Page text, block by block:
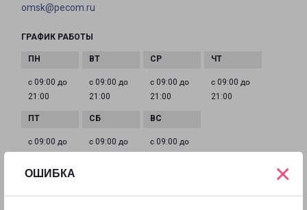
ОШИБКА ×
omsk@pecom.ru
ГРАФИК РАБОТЫ
с 09:00 до
21:00
с 09:00 до
21:00
с 09:00 до
21:00
с 09:00 до
21:00
с 09:00 до
с 09:00 до
с 09:00 до